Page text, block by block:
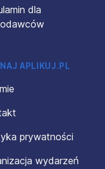
dla
APLIKUJ.PL
prywatności
wydarzeń